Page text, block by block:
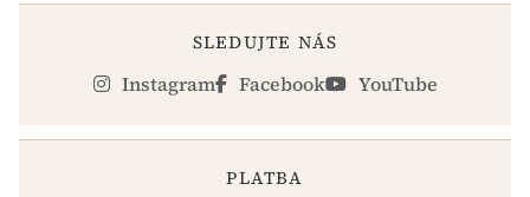
SLEDUJTE NÁS
Instagram Facebook YouTube
PLATBA